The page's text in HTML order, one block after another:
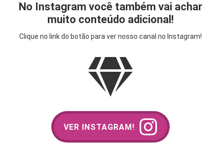
No Instagram você também vai achar
muito conteúdo adicional!
Clique no link do botão para ver nosso canal no Instagram!
VER INSTAGRAM!